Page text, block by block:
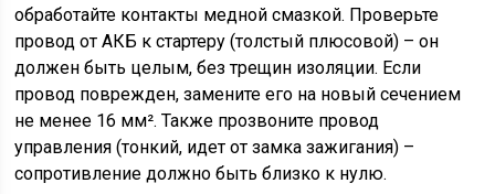
обработайте контакты медной смазкой. Проверьте
провод от АКБ к стартеру (толстый плюсовой) – он
должен быть целым, без трещин изоляции. Если
провод поврежден, замените его на новый сечением
не менее 16 мм². Также прозвоните провод
управления (тонкий, идет от замка зажигания) –
сопротивление должно быть близко к нулю.